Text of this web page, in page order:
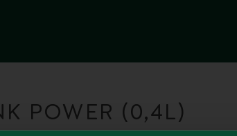
POWER (0,4L)